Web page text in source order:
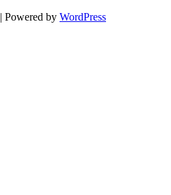
| Powered by WordPress